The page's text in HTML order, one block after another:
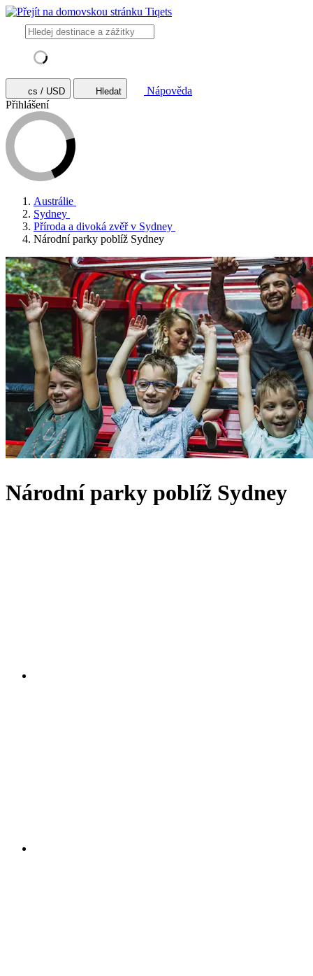
cs / USD Hledat
Nápověda
Přihlášení
Austrálie
Sydney
Příroda a divoká zvěř v Sydney
Národní parky poblíž Sydney
Národní parky poblíž Sydney